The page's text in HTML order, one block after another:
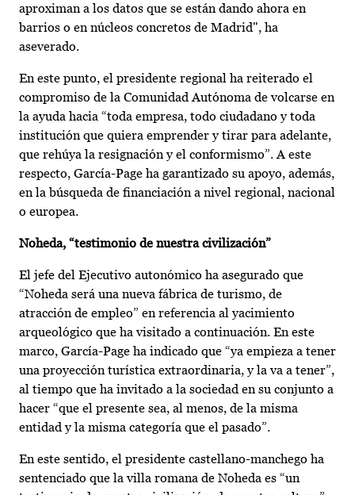
aproximan a los datos que se están dando ahora en
barrios o en núcleos concretos de Madrid", ha
aseverado.
En este punto, el presidente regional ha reiterado el
compromiso de la Comunidad Autónoma de volcarse en
la ayuda hacia “toda empresa, todo ciudadano y toda
institución que quiera emprender y tirar para adelante,
que rehúya la resignación y el conformismo”. A este
respecto, García-Page ha garantizado su apoyo, además,
en la búsqueda de financiación a nivel regional, nacional
o europea.
Noheda, “testimonio de nuestra civilización”
El jefe del Ejecutivo autonómico ha asegurado que
“Noheda será una nueva fábrica de turismo, de
atracción de empleo” en referencia al yacimiento
arqueológico que ha visitado a continuación. En este
marco, García-Page ha indicado que “ya empieza a tener
una proyección turística extraordinaria, y la va a tener”,
al tiempo que ha invitado a la sociedad en su conjunto a
hacer “que el presente sea, al menos, de la misma
entidad y la misma categoría que el pasado”.
En este sentido, el presidente castellano-manchego ha
sentenciado que la villa romana de Noheda es “un